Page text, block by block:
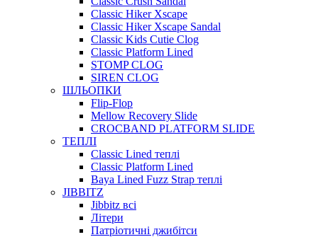
Classic Hiker Xscape
Classic Hiker Xscape Sandal
Classic Kids Cutie Clog
Classic Platform Lined
STOMP CLOG
SIREN CLOG
ШЛЬОПКИ
Flip-Flop
Mellow Recovery Slide
CROCBAND PLATFORM SLIDE
ТЕПЛІ
Classic Lined теплі
Classic Platform Lined
Baya Lined Fuzz Strap теплі
JIBBITZ
Jibbitz всі
Літери
Патріотичні джибітси